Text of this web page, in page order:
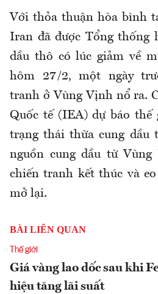
Với thỏa thuận hòa bình
Iran đã được Tổng thống
dầu thô có lúc giảm về
hôm 27/2, một ngày
tranh ở Vùng Vịnh nổ ra.
Quốc tế (IEA) dự báo thế
trạng thái thừa cung dầu
nguồn cung dầu từ
chiến tranh kết thúc và
mở lại.
BÀI LIÊN QUAN
Thế giới
Giá vàng lao dốc sau khi
hiệu tăng lãi suất